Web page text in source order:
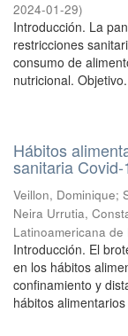
2024-01-29)
Introducción. La
restricciones
consumo de
nutricional.
Hábitos
sanitaria
Veillon, Dominique;
Neira Urrutia,
Latinoamericana de
Introducción. El
en los hábitos
confinamiento y
hábitos